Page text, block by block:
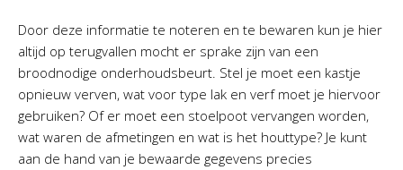
Door deze informatie te noteren en te bewaren kun je hier
altijd op terugvallen mocht er sprake zijn van een
broodnodige onderhoudsbeurt. Stel je moet een kastje
opnieuw verven, wat voor type lak en verf moet je hiervoor
gebruiken? Of er moet een stoelpoot vervangen worden,
wat waren de afmetingen en wat is het houttype? Je kunt
aan de hand van je bewaarde gegevens precies